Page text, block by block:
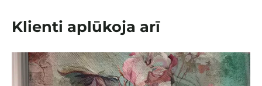
Klienti aplūkoja arī